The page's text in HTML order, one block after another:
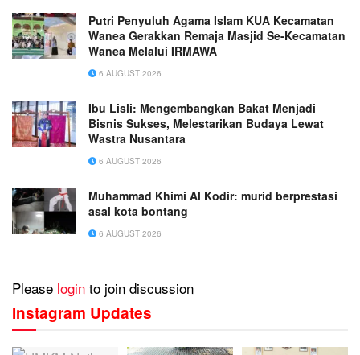
Putri Penyuluh Agama Islam KUA Kecamatan
Wanea Gerakkan Remaja Masjid Se-Kecamatan
Wanea Melalui IRMAWA
6 AUGUST 2026
Ibu Lisli: Mengembangkan Bakat Menjadi
Bisnis Sukses, Melestarikan Budaya Lewat
Wastra Nusantara
6 AUGUST 2026
Muhammad Khimi Al Kodir: murid berprestasi
asal kota bontang
6 AUGUST 2026
Please login to join discussion
Instagram Updates